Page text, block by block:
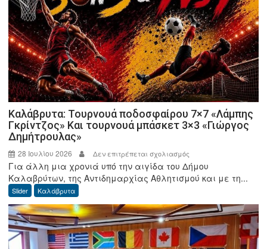
Καλάβρυτα: Τουρνουά ποδοσφαίρου 7×7 «Λάμπης
Γκρίντζος» Και τουρνουά μπάσκετ 3×3 «Γιώργος
Δημήτρουλας»
28 Ιουλίου 2026 Δεν επιτρέπεται σχολιασμός
Καλάβρυτα:
Τουρνουά
7×7
«Λάμπης
Γκρίντζος»
Και
Για άλλη μια χρονιά υπό την αιγίδα του Δήμου
Καλαβρύτων, της Αντιδημαρχίας Αθλητισμού και με τη...
Slider Καλάβρυτα